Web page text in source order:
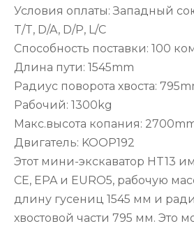
Условия оплаты: Западный
T/T, D/A, D/P, L/C
Способность поставки: 100
Длина пути: 1545mm
Радиус поворота хвоста:
Рабочий: 1300kg
Макс.высота копания:
Двигатель: KOOP192
Этот мини-экскаватор HT13
CE, EPA и EURO5, рабочую
длину гусениц 1545 мм и
хвостовой части 795 мм. Это